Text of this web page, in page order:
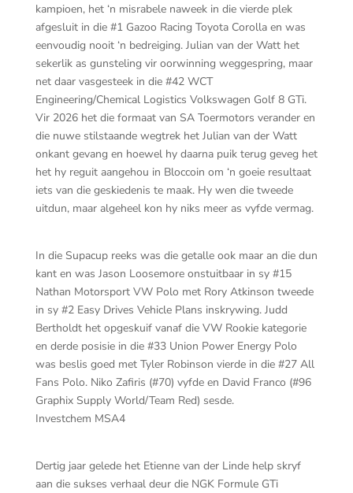
kampioen, het ‘n misrabele naweek in die vierde plek
afgesluit in die #1 Gazoo Racing Toyota Corolla en was
eenvoudig nooit ‘n bedreiging. Julian van der Watt het
sekerlik as gunsteling vir oorwinning weggespring, maar
net daar vasgesteek in die #42 WCT
Engineering/Chemical Logistics Volkswagen Golf 8 GTi.
Vir 2026 het die formaat van SA Toermotors verander en
die nuwe stilstaande wegtrek het Julian van der Watt
onkant gevang en hoewel hy daarna puik terug geveg het
het hy reguit aangehou in Bloccoin om ‘n goeie resultaat
iets van die geskiedenis te maak. Hy wen die tweede
uitdun, maar algeheel kon hy niks meer as vyfde vermag.
In die Supacup reeks was die getalle ook maar an die dun
kant en was Jason Loosemore onstuitbaar in sy #15
Nathan Motorsport VW Polo met Rory Atkinson tweede
in sy #2 Easy Drives Vehicle Plans inskrywing. Judd
Bertholdt het opgeskuif vanaf die VW Rookie kategorie
en derde posisie in die #33 Union Power Energy Polo
was beslis goed met Tyler Robinson vierde in die #27 All
Fans Polo. Niko Zafiris (#70) vyfde en David Franco (#96
Graphix Supply World/Team Red) sesde.
Investchem MSA4
Dertig jaar gelede het Etienne van der Linde help skryf
aan die sukses verhaal deur die NGK Formule GTi